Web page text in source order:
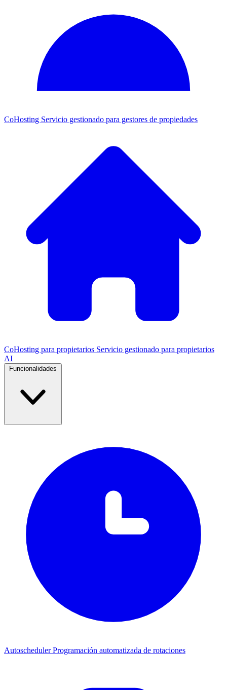
CoHosting Servicio gestionado para gestores de propiedades
CoHosting para propietarios Servicio gestionado para propietarios
AI
AutoschedulerProgramación automatizada de rotaciones